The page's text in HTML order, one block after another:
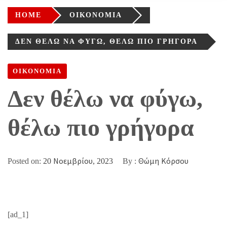
HOME ΟΙΚΟΝΟΜΙΑ
ΔΕΝ ΘΈΛΩ ΝΑ ΦΎΓΩ, ΘΈΛΩ ΠΙΟ ΓΡΉΓΟΡΑ
ΟΙΚΟΝΟΜΙΑ
Δεν θέλω να φύγω,
θέλω πιο γρήγορα
Posted on: 20 Νοεμβρίου, 2023 By : Θώμη Κόρσου
[ad_1]